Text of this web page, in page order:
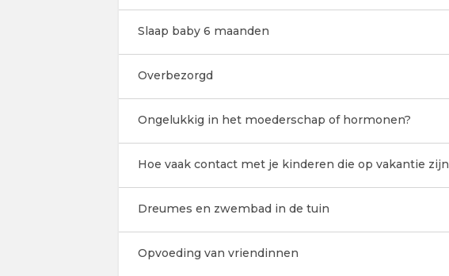
Slaap baby 6 maanden
Overbezorgd
Ongelukkig in het moederschap of hormonen?
Hoe vaak contact met je kinderen die op vakantie zijn
Dreumes en zwembad in de tuin
Opvoeding van vriendinnen